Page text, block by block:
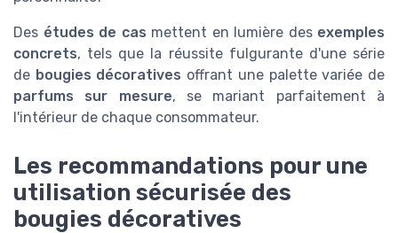
Des études de cas mettent en lumière des exemples
concrets, tels que la réussite fulgurante d'une série
de bougies décoratives offrant une palette variée de
parfums sur mesure, se mariant parfaitement à
l'intérieur de chaque consommateur.
Les recommandations pour une
utilisation sécurisée des
bougies décoratives